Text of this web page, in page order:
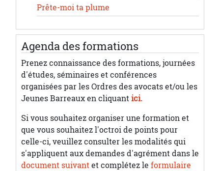
Prête-moi ta plume
Agenda des formations
Prenez connaissance des formations, journées
d'études, séminaires et conférences
organisées par les Ordres des avocats et/ou les
Jeunes Barreaux en cliquantici.
Si vous souhaitez organiser une formation et
que vous souhaitez l'octroi de points pour
celle-ci, veuillez consulter les modalités qui
s'appliquent aux demandes d'agrément dans le
document suivantet complétez le formulaire